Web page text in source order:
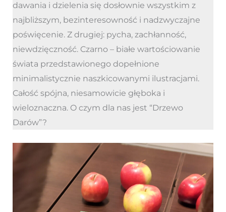
dawania i dzielenia się dosłownie wszystkim z
najbliższym, bezinteresowność i nadzwyczajne
poświęcenie. Z drugiej: pycha, zachłanność,
niewdzięczność. Czarno – białe wartościowanie
świata przedstawionego dopełnione
minimalistycznie naszkicowanymi ilustracjami.
Całość spójna, niesamowicie głęboka i
wieloznaczna. O czym dla nas jest “Drzewo
Darów”?